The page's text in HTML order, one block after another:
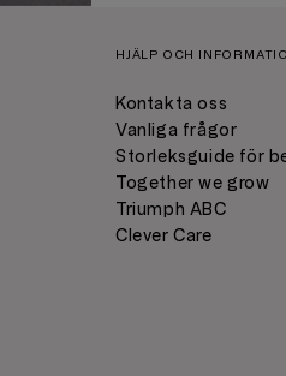
HJÄLP OCH
Kontakta oss
Vanliga frågor
Storleksguide för
Together we grow
Triumph ABC
Clever Care